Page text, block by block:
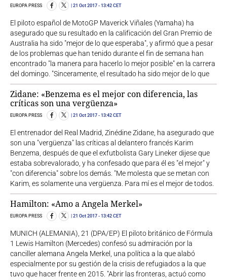
EUROPA PRESS 21 Oct 2017 - 13:42 CET
El piloto español de MotoGP Maverick Viñales (Yamaha) ha
asegurado que su resultado en la calificación del Gran Premio de
Australia ha sido "mejor de lo que esperaba", y afirmó que a pesar
de los problemas que han tenido durante el fin de semana han
encontrado "la manera para hacerlo lo mejor posible" en la carrera
del domingo. "Sinceramente, el resultado ha sido mejor de lo que
Zidane: «Benzema es el mejor con diferencia, las
críticas son una vergüenza»
EUROPA PRESS 21 Oct 2017 - 13:42 CET
El entrenador del Real Madrid, Zinédine Zidane, ha asegurado que
son una "vergüenza" las críticas al delantero francés Karim
Benzema, después de que el exfutbolista Gary Lineker dijese que
estaba sobrevalorado, y ha confesado que para él es "el mejor" y
"con diferencia" sobre los demás. "Me molesta que se metan con
Karim, es solamente una vergüenza. Para mí es el mejor de todos.
Hamilton: «Amo a Angela Merkel»
EUROPA PRESS 21 Oct 2017 - 13:42 CET
MUNICH (ALEMANIA), 21 (DPA/EP) El piloto británico de Fórmula
1 Lewis Hamilton (Mercedes) confesó su admiración por la
canciller alemana Angela Merkel, una política a la que alabó
especialmente por su gestión de la crisis de refugiados a la que
tuvo que hacer frente en 2015. "Abrir las fronteras, actuó como